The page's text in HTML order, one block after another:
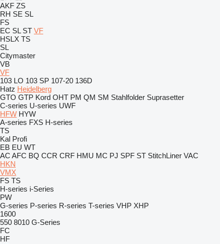
AKF ZS
RH SE SL
FS
EC SL ST VF
HSLX TS
SL
Citymaster
VB
VF
103 LO 103 SP 107-20 136D
Hatz Heidelberg
GTO GTP Kord OHT PM QM SM Stahlfolder Suprasetter
C-series U-series UWF
HFW HYW
A-series FXS H-series
TS
Kal Profi
EB EU WT
AC AFC BQ CCR CRF HMU MC PJ SPF ST StitchLiner VAC
HKN
VMX
FS TS
H-series i-Series
PW
G-series P-series R-series T-series VHP XHP
1600
550 8010 G-Series
FC
HF